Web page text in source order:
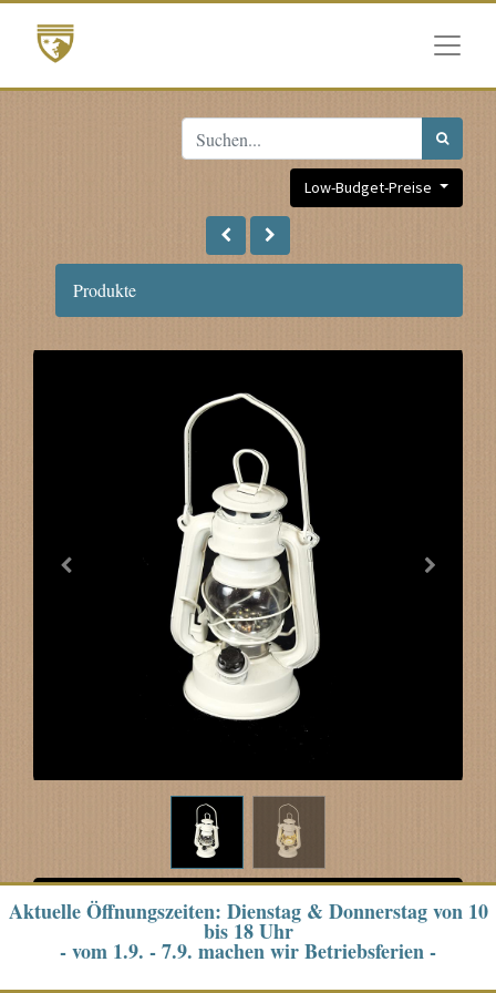
Produkte
Low-Budget-Preise
WEISSE ÖLLAMPE MIT LED
Vermietung
START:
Aktuelle Öffnungszeiten: Dienstag & Donnerstag von 10
bis 18 Uhr
- vom 1.9. - 7.9. machen wir Betriebsferien -